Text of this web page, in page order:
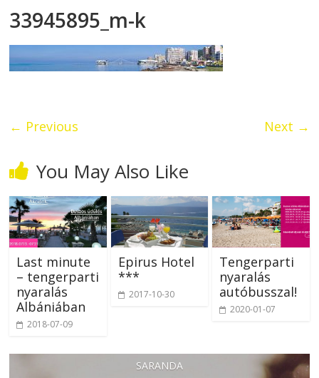
33945895_m-k
← Previous Next →
You May Also Like
Last minute
– tengerparti
nyaralás
Albániában
2018-07-09
Epirus Hotel
***
2017-10-30
Tengerparti
nyaralás
autóbusszal!
2020-01-07
SARANDA